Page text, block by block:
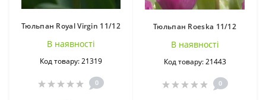
Тюльпан Royal Virgin 11/12
В наявностi
Код товару: 21319
0
Тюльпан Roeska 11/12
В наявностi
Код товару: 21443
0